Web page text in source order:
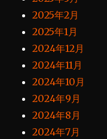
2025年2月
2025年1月
2024年12月
2024年11月
2024年10月
2024年9月
2024年8月
2024年7月